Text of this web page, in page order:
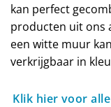
kan perfect
producten uit ons
een witte muur
verkrijgbaar in
Klik hier voor